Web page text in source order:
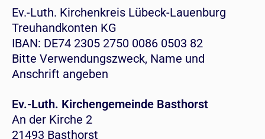
Ev.-Luth. Kirchenkreis Lübeck-Lauenburg
Treuhandkonten KG
IBAN: DE74 2305 2750 0086 0503 82
Bitte Verwendungszweck, Name und
Anschrift angeben
Ev.-Luth. Kirchengemeinde Basthorst
An der Kirche 2
21493 Basthorst